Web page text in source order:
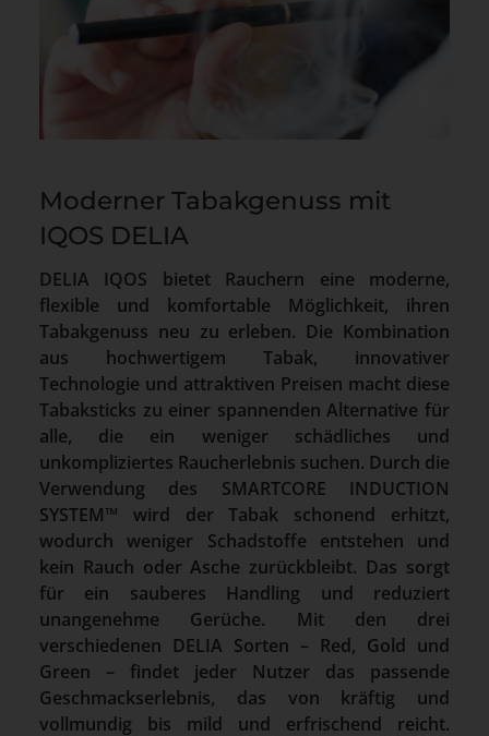
Moderner Tabakgenuss mit
IQOS DELIA
DELIA IQOS bietet Rauchern eine moderne,
flexible und komfortable Möglichkeit, ihren
Tabakgenuss neu zu erleben. Die Kombination
aus hochwertigem Tabak, innovativer
Technologie und attraktiven Preisen macht diese
Tabaksticks zu einer spannenden Alternative für
alle, die ein weniger schädliches und
unkompliziertes Raucherlebnis suchen. Durch die
Verwendung des SMARTCORE INDUCTION
SYSTEM™ wird der Tabak schonend erhitzt,
wodurch weniger Schadstoffe entstehen und
kein Rauch oder Asche zurückbleibt. Das sorgt
für ein sauberes Handling und reduziert
unangenehme Gerüche. Mit den drei
verschiedenen DELIA Sorten – Red, Gold und
Green – findet jeder Nutzer das passende
Geschmackserlebnis, das von kräftig und
vollmundig bis mild und erfrischend reicht.